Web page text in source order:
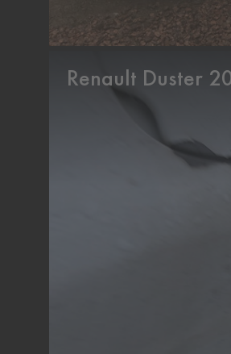
Renault Duster